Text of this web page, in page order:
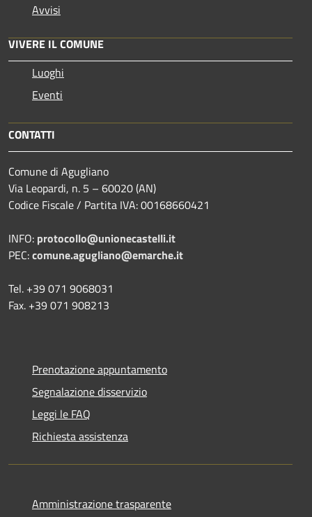
Avvisi
VIVERE IL COMUNE
Luoghi
Eventi
CONTATTI
Comune di Agugliano
Via Leopardi, n. 5 – 60020 (AN)
Codice Fiscale / Partita IVA: 00168660421
INFO: protocollo@unionecastelli.it
PEC:comune.agugliano@emarche.it
Tel. +39 071 9068031
Fax. +39 071 908213
Prenotazione appuntamento
Segnalazione disservizio
Leggi le FAQ
Richiesta assistenza
Amministrazione trasparente